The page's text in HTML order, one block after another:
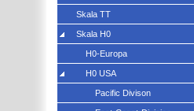
Skala TT
Skala H0
H0-Europa
H0 USA
Pacific Divison